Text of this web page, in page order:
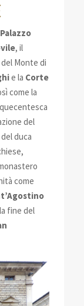
Palazzo
, il
Monte di
e la Corte
come la
del
duca
come
fine del